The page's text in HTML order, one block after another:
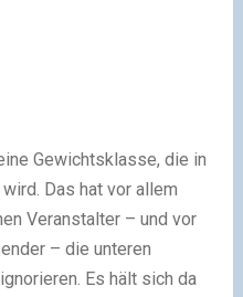
Gewichtsklasse, die in
Das hat vor allem
Veranstalter – und vor
– die unteren
Es hält sich da